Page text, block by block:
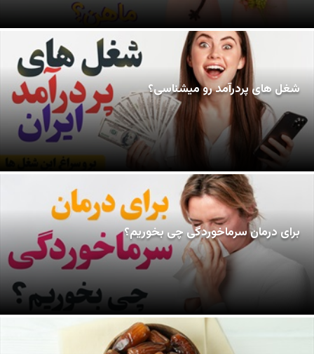
شغل های پردرآمد رو میشناسی؟
برای درمان سرماخوردگی چی بخوریم؟